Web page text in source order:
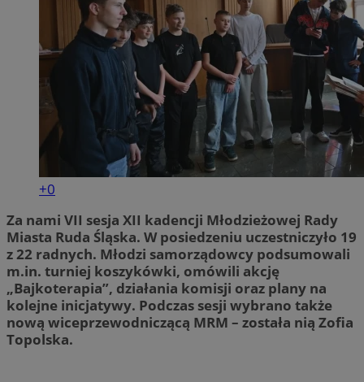
+0
Za nami VII sesja XII kadencji Młodzieżowej Rady
Miasta Ruda Śląska. W posiedzeniu uczestniczyło 19
z 22 radnych. Młodzi samorządowcy podsumowali
m.in. turniej koszykówki, omówili akcję
„Bajkoterapia”, działania komisji oraz plany na
kolejne inicjatywy. Podczas sesji wybrano także
nową wiceprzewodniczącą MRM – została nią Zofia
Topolska.